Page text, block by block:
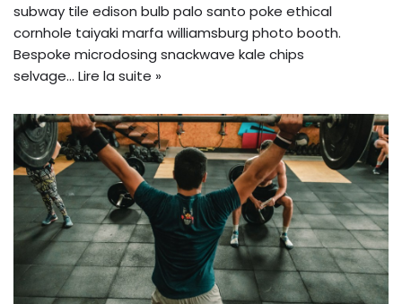
subway tile edison bulb palo santo poke ethical
cornhole taiyaki marfa williamsburg photo booth.
Bespoke microdosing snackwave kale chips
selvage… Lire la suite »